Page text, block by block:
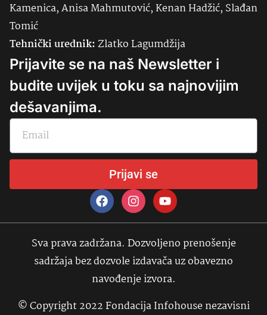
Kamenica, Anisa Mahmutović, Kenan Hadžić, Slađan
Tomić
Tehnički urednik:Zlatko Lagumdžija
Prijavite se na naš Newsletter i
budite uvijek u toku sa najnovijim
dešavanjima.
Prijavi se
Sva prava zadržana. Dozvoljeno prenošenje
sadržaja bez dozvole izdavača uz obavezno
navođenje izvora.
© Copyright 2022 Fondacija Infohouse nezavisni